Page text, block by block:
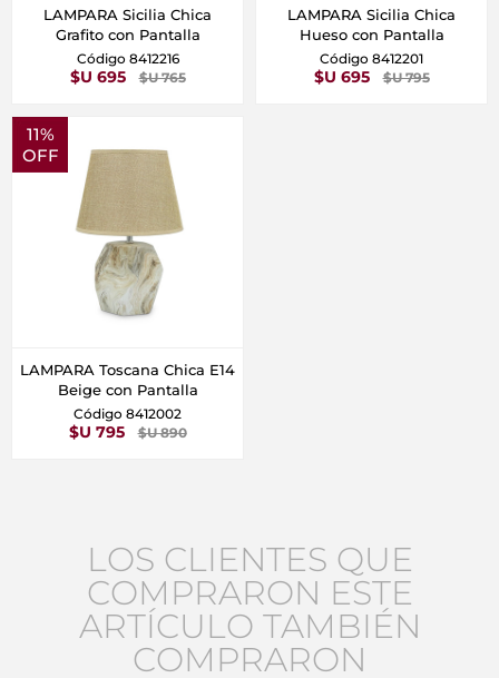
LAMPARA Sicilia Chica
Grafito con Pantalla
Código 8412216
$U 695 $U 765
LAMPARA Sicilia Chica
Hueso con Pantalla
Código 8412201
$U 695 $U 795
11%
OFF
LAMPARA Toscana Chica E14
Beige con Pantalla
Código 8412002
$U 795 $U 890
LOS CLIENTES QUE
COMPRARON ESTE
ARTÍCULO TAMBIÉN
COMPRARON